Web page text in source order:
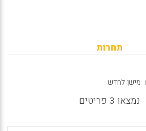
תחרות
מישן לחדש
נמצאו 3 פריטים